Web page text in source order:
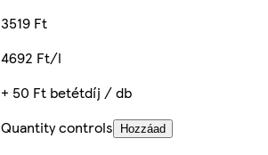
3519 Ft
4692 Ft/l
+ 50 Ft betétdíj / db
Quantity controls
Hozzáad